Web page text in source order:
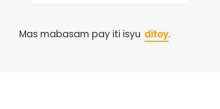
Mas mabasam pay iti isyu ditoy.